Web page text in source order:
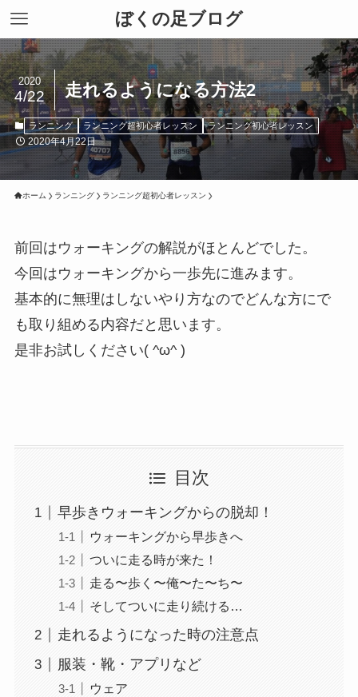
ぼくの足ブログ
走れるようになる方法2
2020
4/22
ランニング ランニング超初心者レッスン ランニング初心者レッスン
2020年4月22日
ホーム ランニング ランニング超初心者レッスン
前回はウォーキングの解説がほとんどでした。
今回はウォーキングから一歩先に進みます。
基本的に無理はしないやり方なのでどんな方にで
も取り組める内容だと思います。
是非お試しください( ^ω^ )
目次
早歩きウォーキングからの脱却！
ウォーキングから早歩きへ
ついに走る時が来た！
走る〜歩く〜俺〜た〜ち〜
そしてついに走り続ける…
走れるようになった時の注意点
服装・靴・アプリなど
ウェア